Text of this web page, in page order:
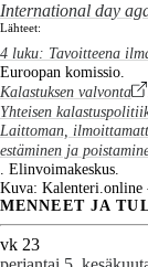
International day
Lähteet:
4 luku: Tavoitteena
Euroopan komissio.
Kalastuksen valvonta
Yhteisen
Laittoman,
estäminen ja
. Elinvoimakeskus.
Kuva: Kalenteri.online
MENNEET JA
vk 23